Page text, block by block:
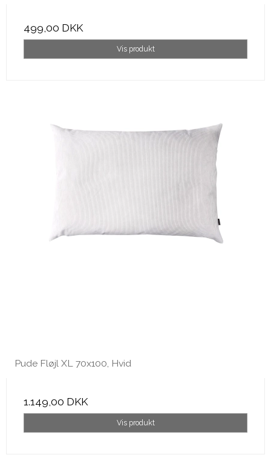
499,00 DKK
Vis produkt
Pude Fløjl XL 70x100, Hvid
1.149,00 DKK
Vis produkt